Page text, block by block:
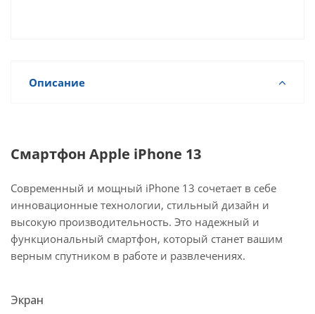
Описание
Смартфон Apple iPhone 13
Современный и мощный iPhone 13 сочетает в себе
инновационные технологии, стильный дизайн и
высокую производительность. Это надежный и
функциональный смартфон, который станет вашим
верным спутником в работе и развлечениях.
Экран